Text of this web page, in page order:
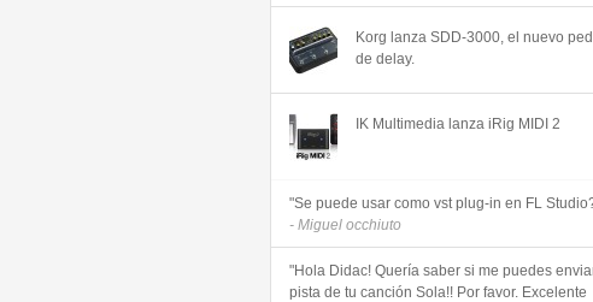
Korg lanza SDD-3000, el nuevo
de delay.
IK Multimedia lanza iRig MIDI 2
"Se puede usar como vst plug-in en FL
- Miguel occhiuto
"Hola Didac! Quería saber si me puedes
pista de tu canción Sola!! Por favor. Excelente